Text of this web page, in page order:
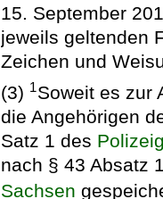
15. September
jeweils geltenden
Zeichen und
(3) 1Soweit es zur
die Angehörigen
Satz 1 des
nach § 43 Absatz
Sachsen